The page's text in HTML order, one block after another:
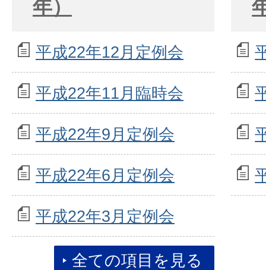
年）
平成22年12月定例会
平成22年11月臨時会
平成22年9月定例会
平成22年6月定例会
平成22年3月定例会
全ての項目を見る